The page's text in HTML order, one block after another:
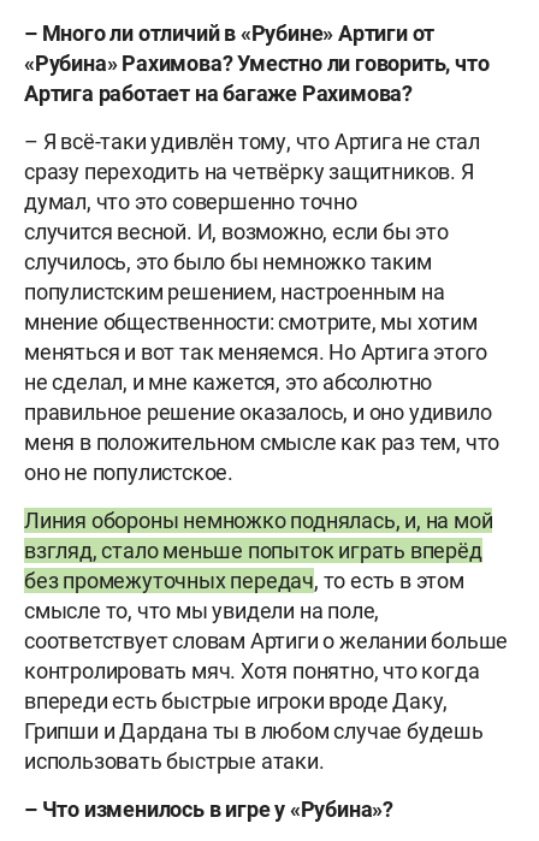
– Много ли отличий в «Рубине» Артиги от
«Рубина» Рахимова? Уместно ли говорить, что
Артига работает на багаже Рахимова?
– Я всё-таки удивлён тому, что Артига не стал
сразу переходить на четвёрку защитников. Я
думал, что это совершенно точно
случится весной. И, возможно, если бы это
случилось, это было бы немножко таким
популистским решением, настроенным на
мнение общественности: смотрите, мы хотим
меняться и вот так меняемся. Но Артига этого
не сделал, и мне кажется, это абсолютно
правильное решение оказалось, и оно удивило
меня в положительном смысле как раз тем, что
оно не популистское.
Линия обороны немножко поднялась, и, на мой
взгляд, стало меньше попыток играть вперёд
без промежуточных передач, то есть в этом
смысле то, что мы увидели на поле,
соответствует словам Артиги о желании больше
контролировать мяч. Хотя понятно, что когда
впереди есть быстрые игроки вроде Даку,
Грипши и Дардана ты в любом случае будешь
использовать быстрые атаки.
– Что изменилось в игре у «Рубина»?